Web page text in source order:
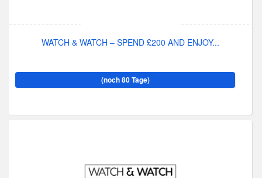
WATCH & WATCH – SPEND £200 AND ENJOY...
(noch 80 Tage)